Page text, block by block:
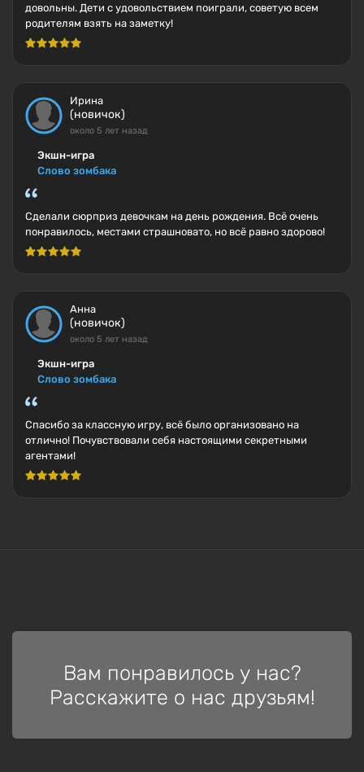
довольны. Дети с удовольствием поиграли, советую всем
родителям взять на заметку!
Ирина
(новичок)
около 5 лет назад
Экшн-игра
Слово зомбака
Сделали сюрприз девочкам на день рождения. Всё очень
понравилось, местами страшновато, но всё равно здорово!
Анна
(новичок)
около 5 лет назад
Экшн-игра
Слово зомбака
Спасибо за классную игру, всё было организовано на
отлично! Почувствовали себя настоящими секретными
агентами!
Вам понравилось у нас?
Расскажите о нас друзьям!